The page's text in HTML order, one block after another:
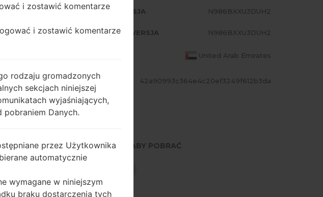
Android R 11 PDA/AP WERSJA N986BXXU3DUH2
N986BOXM3DUH2 MODEM/CP WERSJA N986BXXU3DUH2
United Arab Emirates
VIVA, Wataniya, ZA
Mobile, Nawras,
VIVA BH, Q
Vodafone Qatar
HASH 42a90993c364e4c20ef3249f612b3da
2.NACIŚNIJ, ABY POBRAĆ
i zostawić komentarze
i zostawić komentarze
rodzaju gromadzonych
sekcjach niniejszej
wyjaśniających,
Danych.
przez Użytkownika
automatycznie
wymagane w niniejszym
braku dostarczenia tych